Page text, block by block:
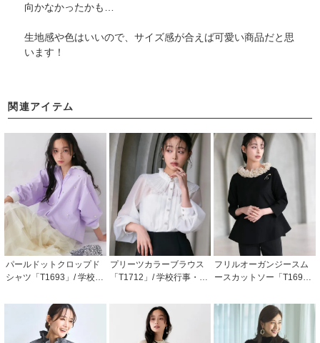
向かなかったかも…
生地感や色はいいので、サイズ感が合えば可愛い商品だと思
います！
関連アイテム
パールドットクロップド
シャツ「T1693」/ 学校行
フィスシーン対応
プリーツカラーブラウス
「T1712」/ 学校行事・通
フリルオーガンジースム
ースカットソー「T169
ジネス・オフィスシーン
対応